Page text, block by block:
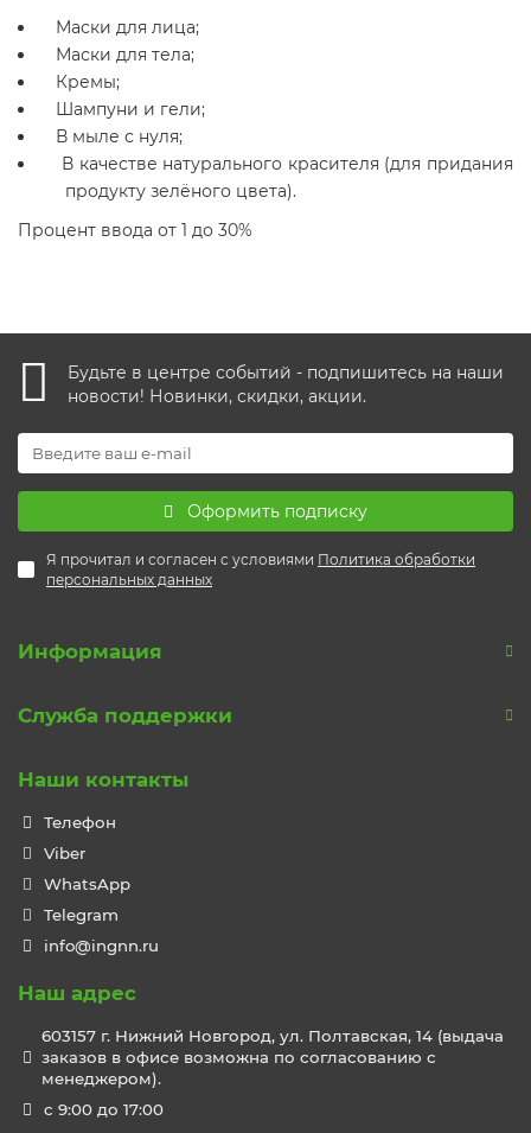
Маски для лица;
Маски для тела;
Кремы;
Шампуни и гели;
В мыле с нуля;
В качестве натурального красителя (для придания
продукту зелёного цвета).
Процент ввода от 1 до 30%
Будьте в центре событий - подпишитесь на наши
новости! Новинки, скидки, акции.
Оформить подписку
Я прочитал и согласен с условиями Политика обработки
персональных данных
Информация
Служба поддержки
Наши контакты
Телефон
Viber
WhatsApp
Telegram
info@ingnn.ru
Наш адрес
603157 г. Нижний Новгород, ул. Полтавская, 14 (выдача
заказов в офисе возможна по согласованию с
менеджером).
c 9:00 до 17:00